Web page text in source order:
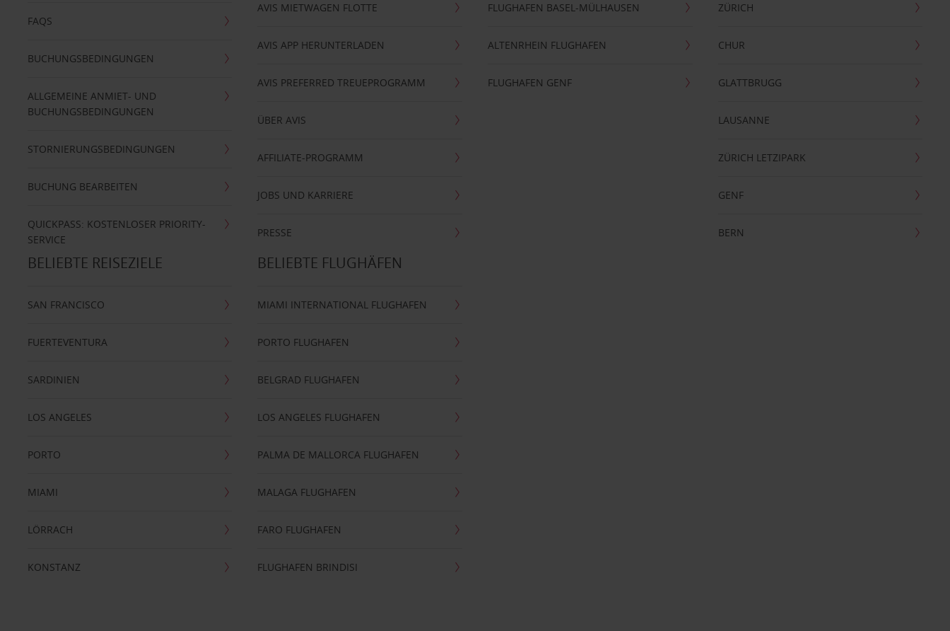
FAQS
BUCHUNGSBEDINGUNGEN
ALLGEMEINE ANMIET- UND
BUCHUNGSBEDINGUNGEN
STORNIERUNGSBEDINGUNGEN
BUCHUNG BEARBEITEN
QUICKPASS: KOSTENLOSER PRIORITY-
SERVICE
AVIS MIETWAGEN FLOTTE
AVIS APP HERUNTERLADEN
AVIS PREFERRED TREUEPROGRAMM
ÜBER AVIS
AFFILIATE-PROGRAMM
JOBS UND KARRIERE
PRESSE
FLUGHAFEN BASEL-MÜLHAUSEN
ALTENRHEIN FLUGHAFEN
FLUGHAFEN GENF
ZÜRICH
CHUR
GLATTBRUGG
LAUSANNE
ZÜRICH LETZIPARK
GENF
BERN
BELIEBTE REISEZIELE
SAN FRANCISCO
FUERTEVENTURA
SARDINIEN
LOS ANGELES
PORTO
MIAMI
LÖRRACH
KONSTANZ
BELIEBTE FLUGHÄFEN
MIAMI INTERNATIONAL FLUGHAFEN
PORTO FLUGHAFEN
BELGRAD FLUGHAFEN
LOS ANGELES FLUGHAFEN
PALMA DE MALLORCA FLUGHAFEN
MALAGA FLUGHAFEN
FARO FLUGHAFEN
FLUGHAFEN BRINDISI